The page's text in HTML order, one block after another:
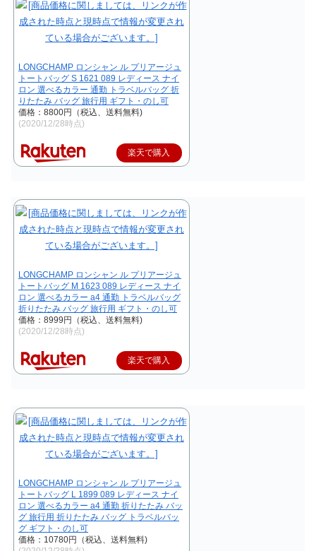
LONGCHAMP ロンシャン ル プリアージュ
トートバッグ S 1621 089 レディース ナイ
ロン 選べるカラー 通勤 トラベルバッグ 折
りたたみ バッグ 旅行用 ギフト・のし可
価格：8800円（税込、送料無料)
(2020/12/28時点)
楽天で購入
LONGCHAMP ロンシャン ル プリアージュ
トートバッグ M 1623 089 レディース ナイ
ロン 選べるカラー a4 通勤 トラベルバッグ
折りたたみ バッグ 旅行用 ギフト・のし可
価格：8999円（税込、送料無料)
(2020/12/28時点)
楽天で購入
LONGCHAMP ロンシャン ル プリアージュ
トートバッグ L 1899 089 レディース ナイ
ロン 選べるカラー a4 通勤 折りたたみ バッ
グ 旅行用 折りたたみ バッグ トラベルバッ
グ ギフト・のし可
価格：10780円（税込、送料無料)